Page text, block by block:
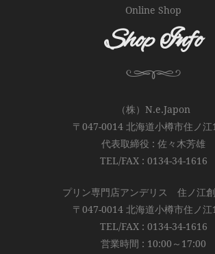
Online Shop
Shop Info
（株）N.e.Japon
〒047-0014 北海道小樽市住ノ江
代表取締役 : 佐々木芳雄
TEL/FAX : 0134-34-1616
プリン専門店アンデリス 住ノ江
〒047-0014 北海道小樽市住ノ江
TEL/FAX : 0134-34-1616
営業時間 : 10:00～17:00